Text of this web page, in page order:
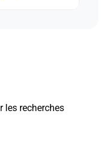
les recherches